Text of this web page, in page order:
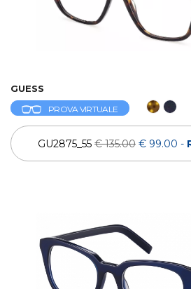
GUESS
PROVA VIRTUALE
GU2875_55 € 135.00 € 99.00 -